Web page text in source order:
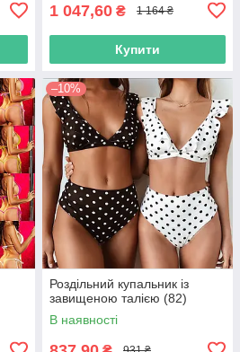
1 047,60 ₴ 1 164 ₴
Купити
–10%
Роздільний купальник із
завищеною талією (82)
В наявності